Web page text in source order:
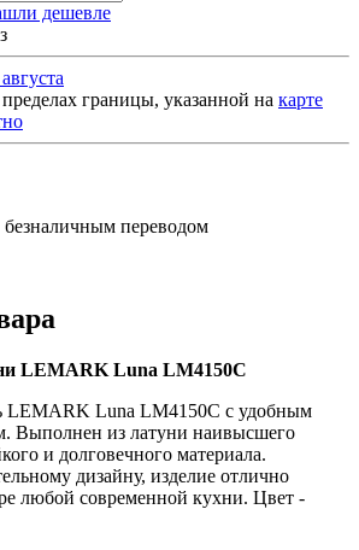
дешевле
границы, указанной на карте
переводом
LEMARK Luna LM4150C
LEMARK Luna LM4150C с удобным
Выполнен из латуни наивысшего
и долговечного материала.
дизайну, изделие отлично
любой современной кухни. Цвет -